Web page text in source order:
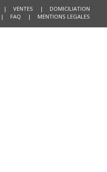
| VENTES |
DOMICILIATION
| FAQ | MENTIONS LEGALES